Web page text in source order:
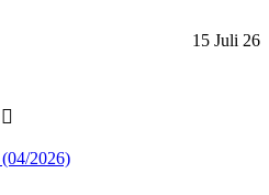
15 Juli 26